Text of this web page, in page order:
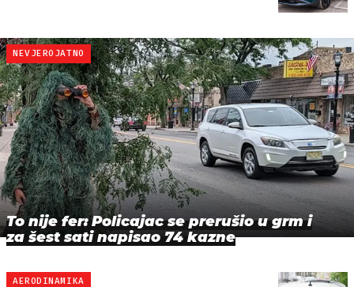
NEVJEROJATNO
To nije fer: Policajac se prerušio u grm i
za šest sati napisao 74 kazne
AERODINAMIKA